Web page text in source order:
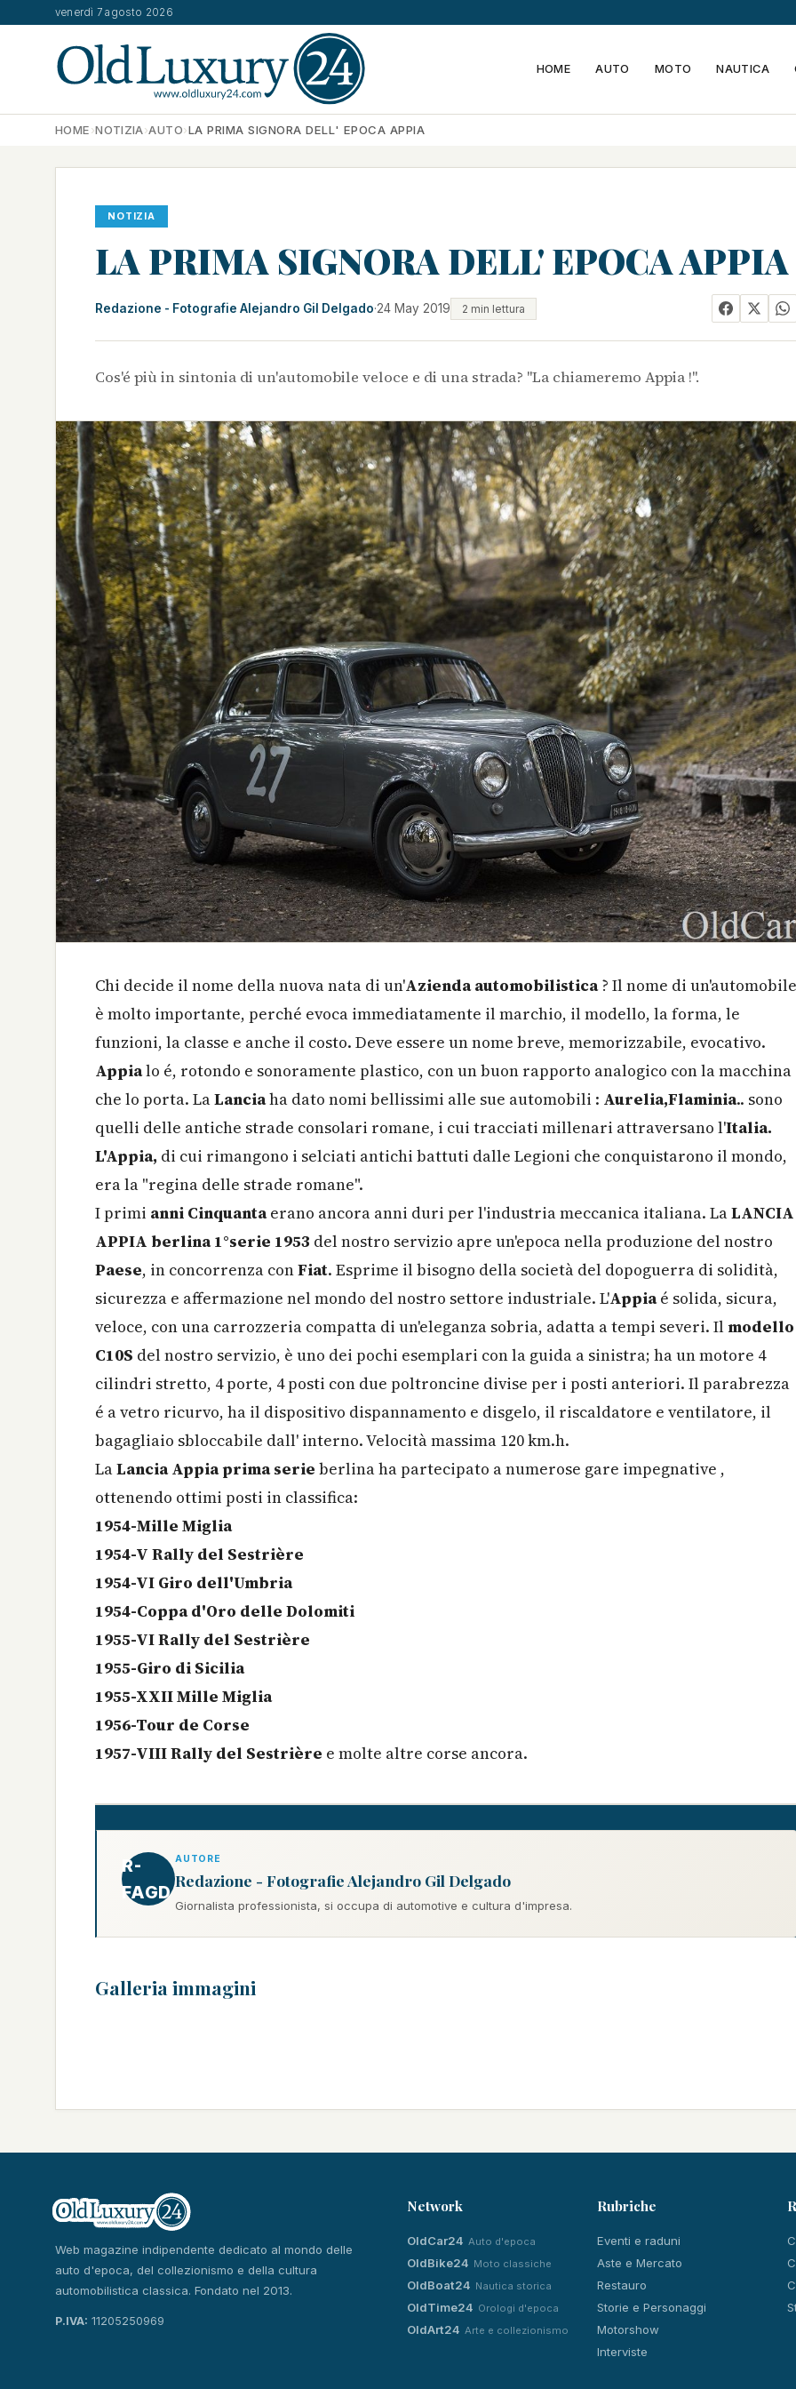
venerdì 7 agosto 2026
HOME AUTO MOTO NAUTICA
HOME›NOTIZIA›AUTO›LA PRIMA SIGNORA DELL' EPOCA APPIA
NOTIZIA
LA PRIMA SIGNORA DELL' EPOCA APPIA
Redazione - Fotografie Alejandro Gil Delgado·24 May 2019 2 min lettura
Cos'é più in sintonia di un'automobile veloce e di una strada? "La chiameremo Appia !".
Chi decide il nome della nuova nata di un'Azienda automobilistica? Il nome di un'automobile
è molto importante, perché evoca immediatamente il marchio, il modello, la forma, le
funzioni, la classe e anche il costo. Deve essere un nome breve, memorizzabile, evocativo.
Appialo é, rotondo e sonoramente plastico, con un buon rapporto analogico con la macchina
che lo porta. LaLanciaha dato nomi bellissimi alle sue automobili : Aurelia,Flaminia.. sono
quelli delle antiche strade consolari romane, i cui tracciati millenari attraversano l'Italia.
L'Appia, di cui rimangono i selciati antichi battuti dalle Legioni che conquistarono il mondo,
era la "regina delle strade romane".
I primi anni Cinquantaerano ancora anni duri per l'industria meccanica italiana. LaLANCIA
APPIA berlina 1°serie 1953 del nostro servizio apre un'epoca nella produzione del nostro
Paese, in concorrenza conFiat. Esprime il bisogno della società del dopoguerra di solidità,
sicurezza e affermazione nel mondo del nostro settore industriale. L'Appiaé solida, sicura,
veloce, con una carrozzeria compatta di un'eleganza sobria, adatta a tempi severi. Ilmodello
C10S del nostro servizio, è uno dei pochi esemplari con la guida a sinistra; ha un motore 4
cilindri stretto, 4 porte, 4 posti con due poltroncine divise per i posti anteriori. Il parabrezza
é a vetro ricurvo, ha il dispositivo dispannamento e disgelo, il riscaldatore e ventilatore, il
bagagliaio sbloccabile dall' interno. Velocità massima 120 km.h.
LaLancia Appia prima serie berlina ha partecipato a numerose gare impegnative ,
ottenendo ottimi posti in classifica:
1954-Mille Miglia
1954-V Rally del Sestrière
1954-VI Giro dell'Umbria
1954-Coppa d'Oro delle Dolomiti
1955-VI Rally del Sestrière
1955-Giro di Sicilia
1955-XXII Mille Miglia
1956-Tour de Corse
1957-VIII Rally del Sestrière e molte altre corse ancora.
R-
FAGD
AUTORE
Redazione - Fotografie Alejandro Gil Delgado
Giornalista professionista, si occupa di automotive e cultura d'impresa.
Galleria immagini
Web magazine indipendente dedicato al mondo delle
auto d'epoca, del collezionismo e della cultura
automobilistica classica. Fondato nel 2013.
P.IVA: 11205250969
Network
OldCar24 Auto d'epoca
OldBike24 Moto classiche
OldBoat24 Nautica storica
OldTime24 Orologi d'epoca
OldArt24 Arte e collezionismo
Rubriche
Eventi e raduni
Aste e Mercato
Restauro
Storie e Personaggi
Motorshow
Interviste